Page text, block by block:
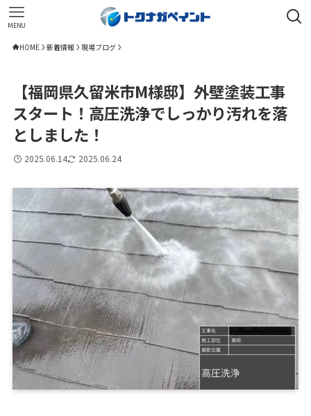
MENU
HOME 新着情報 現場ブログ
【福岡県久留米市M様邸】外壁塗装工事
スタート！高圧洗浄でしっかり汚れを落
としました！
2025.06.14 2025.06.24